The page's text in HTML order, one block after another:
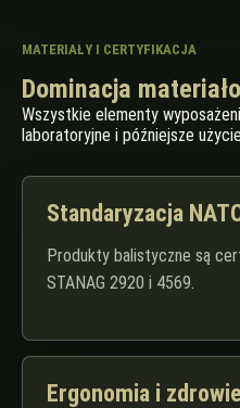
MATERIAŁY I CERTYFIKACJA
Dominacja
Wszystkie elementy
laboratoryjne i późniejsze
Standaryzacja
Produkty balistyczne są
STANAG 2920 i 4569.
Ergonomia i zdrowie